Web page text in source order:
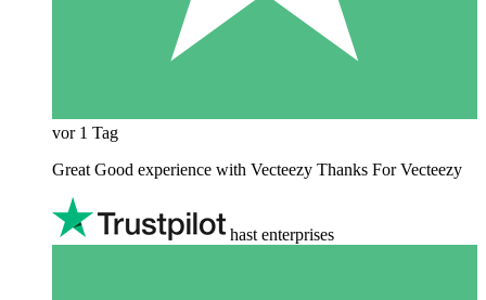
vor 1 Tag
Great Good experience with Vecteezy Thanks For Vecteezy
hast enterprises